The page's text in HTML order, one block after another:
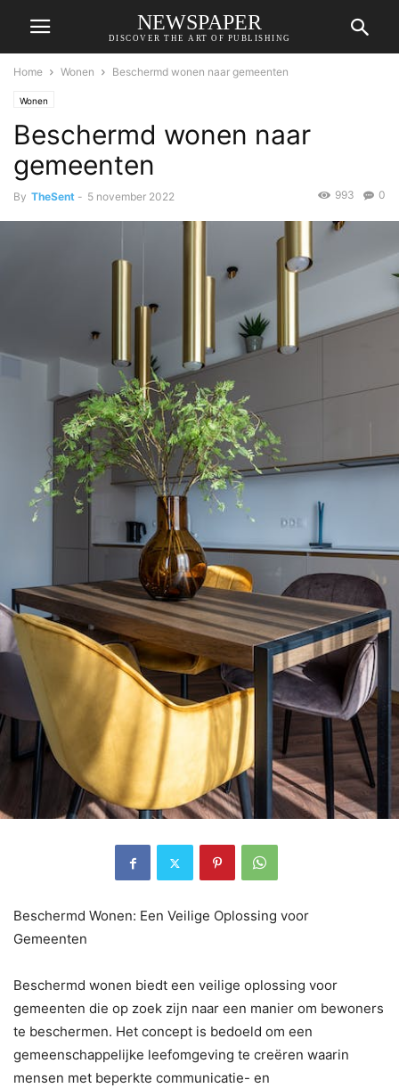
NEWSPAPER
DISCOVER THE ART OF PUBLISHING
Home Wonen Beschermd wonen naar gemeenten
Wonen
Beschermd wonen naar
gemeenten
By TheSent - 5 november 2022 0
993
Beschermd Wonen: Een Veilige Oplossing voor
Gemeenten
Beschermd wonen biedt een veilige oplossing voor
gemeenten die op zoek zijn naar een manier om bewoners
te beschermen. Het concept is bedoeld om een
gemeenschappelijke leefomgeving te creëren waarin
mensen met beperkte communicatie- en